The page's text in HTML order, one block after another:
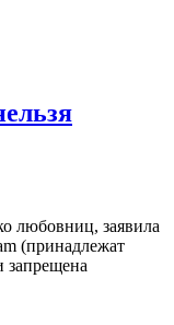
любовниц, заявила
(принадлежат
запрещена